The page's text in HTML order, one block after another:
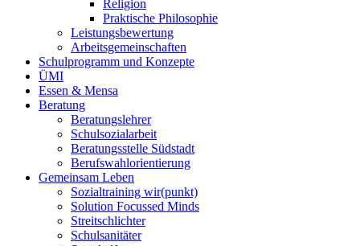
Religion
Praktische Philosophie
Leistungsbewertung
Arbeitsgemeinschaften
Schulprogramm und Konzepte
ÜMI
Essen & Mensa
Beratung
Beratungslehrer
Schulsozialarbeit
Beratungsstelle Südstadt
Berufswahlorientierung
Gemeinsam Leben
Sozialtraining wir(punkt)
Solution Focussed Minds
Streitschlichter
Schulsanitäter